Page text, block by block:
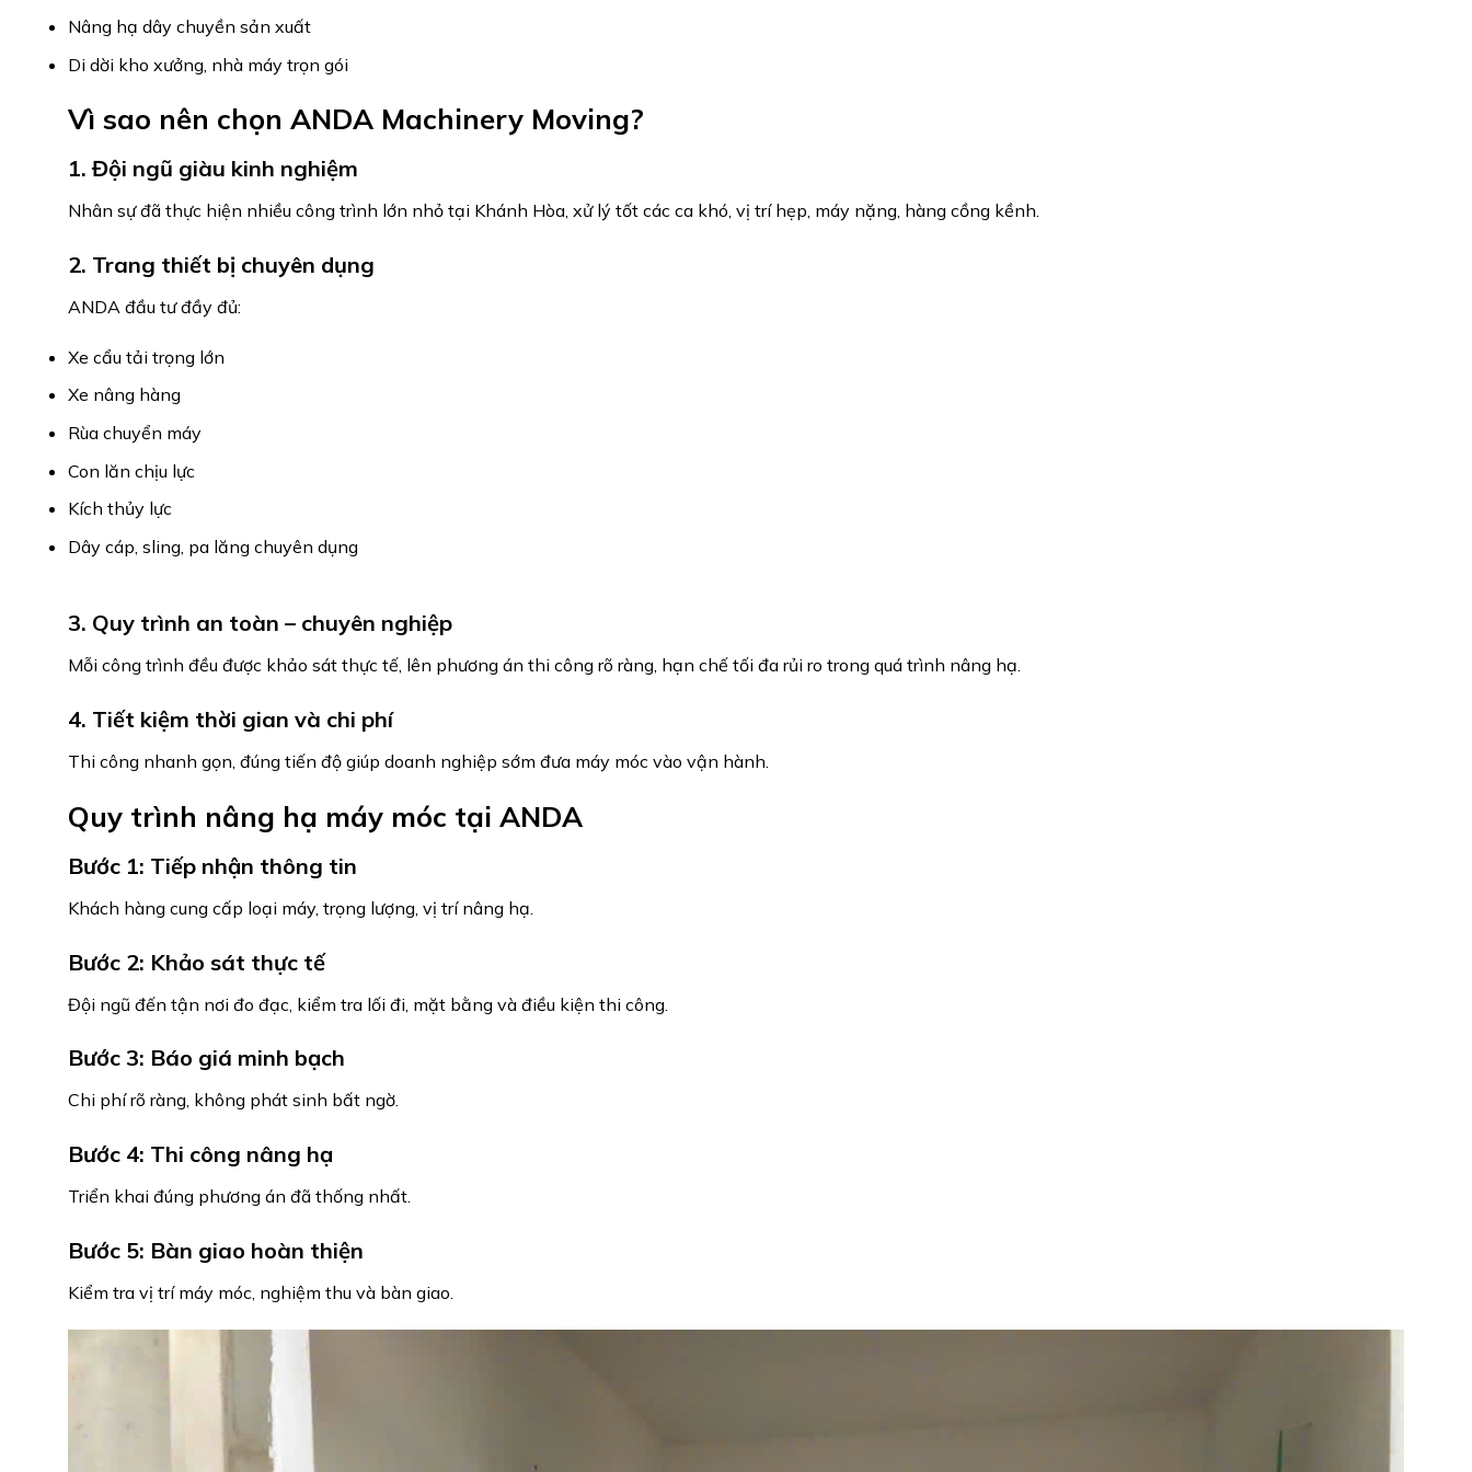
Nâng hạ dây chuyền sản xuất
Di dời kho xưởng, nhà máy trọn gói
Vì sao nên chọn ANDA Machinery Moving?
1. Đội ngũ giàu kinh nghiệm
Nhân sự đã thực hiện nhiều công trình lớn nhỏ tại Khánh Hòa, xử lý tốt các ca khó, vị trí hẹp, máy nặng, hàng cồng kềnh.
2. Trang thiết bị chuyên dụng
ANDA đầu tư đầy đủ:
Xe cẩu tải trọng lớn
Xe nâng hàng
Rùa chuyển máy
Con lăn chịu lực
Kích thủy lực
Dây cáp, sling, pa lăng chuyên dụng
3. Quy trình an toàn – chuyên nghiệp
Mỗi công trình đều được khảo sát thực tế, lên phương án thi công rõ ràng, hạn chế tối đa rủi ro trong quá trình nâng hạ.
4. Tiết kiệm thời gian và chi phí
Thi công nhanh gọn, đúng tiến độ giúp doanh nghiệp sớm đưa máy móc vào vận hành.
Quy trình nâng hạ máy móc tại ANDA
Bước 1: Tiếp nhận thông tin
Khách hàng cung cấp loại máy, trọng lượng, vị trí nâng hạ.
Bước 2: Khảo sát thực tế
Đội ngũ đến tận nơi đo đạc, kiểm tra lối đi, mặt bằng và điều kiện thi công.
Bước 3: Báo giá minh bạch
Chi phí rõ ràng, không phát sinh bất ngờ.
Bước 4: Thi công nâng hạ
Triển khai đúng phương án đã thống nhất.
Bước 5: Bàn giao hoàn thiện
Kiểm tra vị trí máy móc, nghiệm thu và bàn giao.